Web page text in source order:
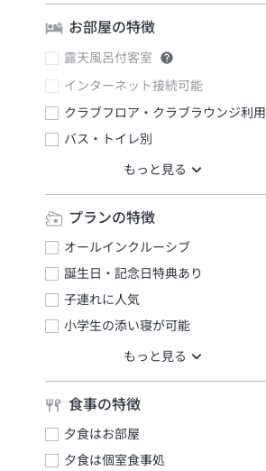
お部屋の特徴
露天風呂付客室
インターネット接続可能
クラブフロア・クラブラウンジ利
バス・トイレ別
プランの特徴
オールインクルーシブ
誕生日・記念日特典あり
子連れに人気
小学生の添い寝が可能
食事の特徴
夕食はお部屋
夕食は個室食事処